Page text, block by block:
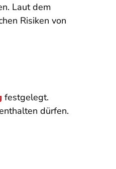
Laut dem
Risiken von
festgelegt.
dürfen.